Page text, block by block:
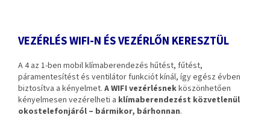
VEZÉRLÉS WIFI-N ÉS VEZÉRLŐN KERESZTÜL
A 4 az 1-ben mobil klímaberendezés hűtést, fűtést,
páramentesítést és ventilátor funkciót kínál, így egész évben
biztosítva a kényelmet. A WIFI vezérlésnekköszönhetően
kényelmesen vezérelheti a klímaberendezést közvetlenül
okostelefonjáról – bármikor, bárhonnan.